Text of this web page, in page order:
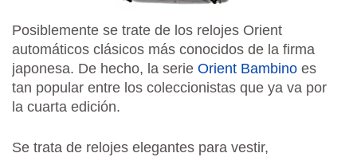
Posiblemente se trate de los relojes Orient
automáticos clásicos más conocidos de la firma
japonesa. De hecho, la serie Orient Bambino es
tan popular entre los coleccionistas que ya va por
la cuarta edición.
Se trata de relojes elegantes para vestir,